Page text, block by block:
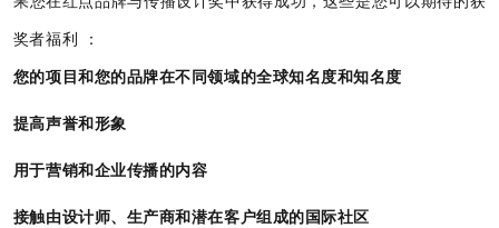
奖者福利 ：
您的项目和您的品牌在不同领域的全球知名度和知名度
提高声誉和形象
用于营销和企业传播的内容
接触由设计师、生产商和潜在客户组成的国际社区